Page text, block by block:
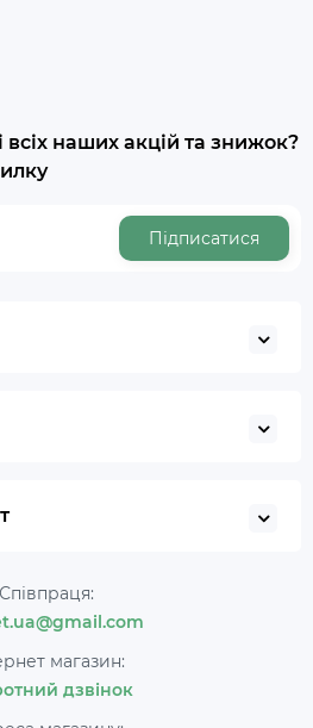
всіх наших акцій та знижок?
Підписатися
Співпраця:
магазин:
дзвінок